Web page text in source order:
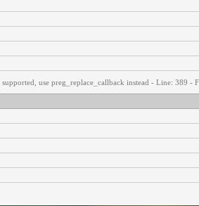
use preg_replace_callback instead - Line: 389 -